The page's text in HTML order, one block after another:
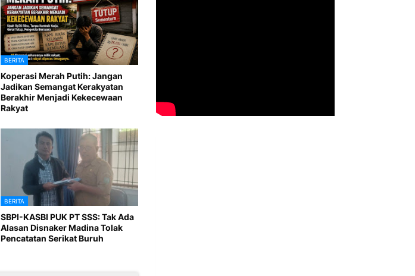
BERITA
Koperasi Merah Putih: Jangan
Jadikan Semangat Kerakyatan
Berakhir Menjadi Kekecewaan
Rakyat
BERITA
SBPI-KASBI PUK PT SSS: Tak Ada
Alasan Disnaker Madina Tolak
Pencatatan Serikat Buruh